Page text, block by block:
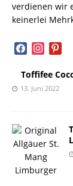
verdienen wir
keinerlei
facebookinstagram
Toffifee
13. Juni 2022